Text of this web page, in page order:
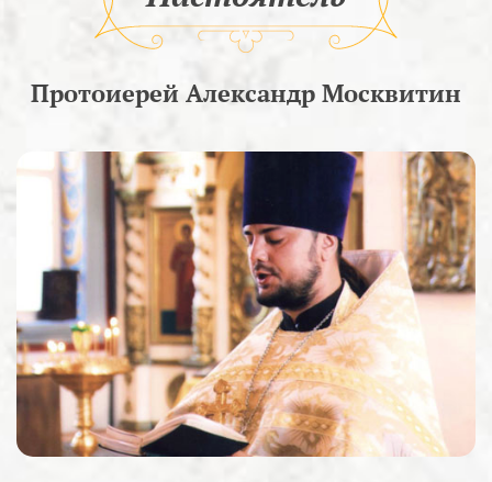
Протоиерей Александр Москвитин